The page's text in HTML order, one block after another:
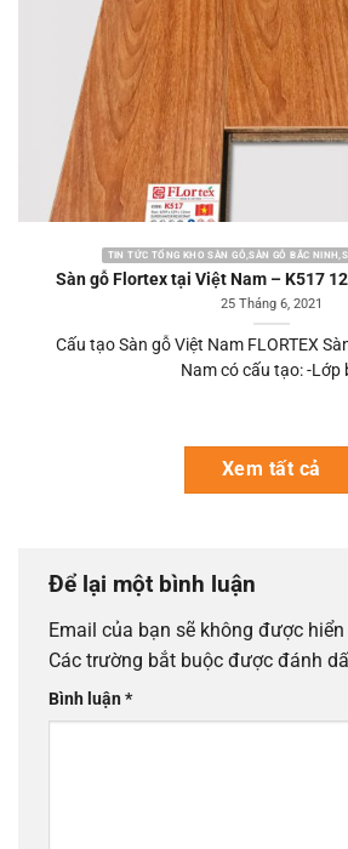
TIN TỨC TỔNG KHO SÀN GỖ,SÀN GỖ BẮC
Sàn gỗ Flortex tại Việt Nam – K517
25 Tháng 6, 2021
Cấu tạo Sàn gỗ Việt Nam FLORTEX
Nam có cấu tạo: -Lớp
Xem tất cả
Để lại một bình luận
Email của bạn sẽ không được
Các trường bắt buộc được đánh
Bình luận*